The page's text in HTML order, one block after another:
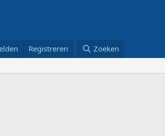
Registreren Zoeken